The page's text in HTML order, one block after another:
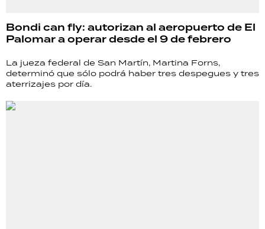
Bondi can fly: autorizan al aeropuerto de El
Palomar a operar desde el 9 de febrero
La jueza federal de San Martín, Martina Forns,
determinó que sólo podrá haber tres despegues y tres
aterrizajes por día.